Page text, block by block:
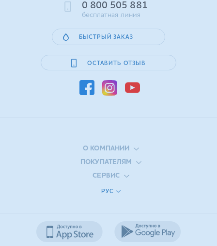
0 800 505 881
бесплатная линия
БЫСТРЫЙ ЗАКАЗ
ОСТАВИТЬ ОТЗЫВ
О КОМПАНИИ
ПОКУПАТЕЛЯМ
СЕРВИС
РУС